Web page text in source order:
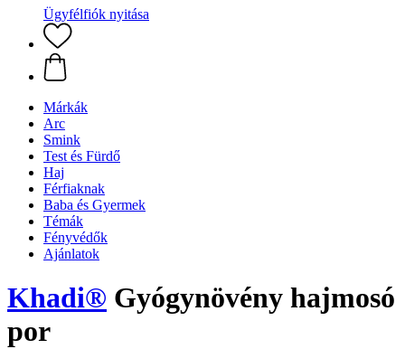
Ügyfélfiók nyitása
Márkák
Arc
Smink
Test és Fürdő
Haj
Férfiaknak
Baba és Gyermek
Témák
Fényvédők
Ajánlatok
Khadi® Gyógynövény hajmosó
por